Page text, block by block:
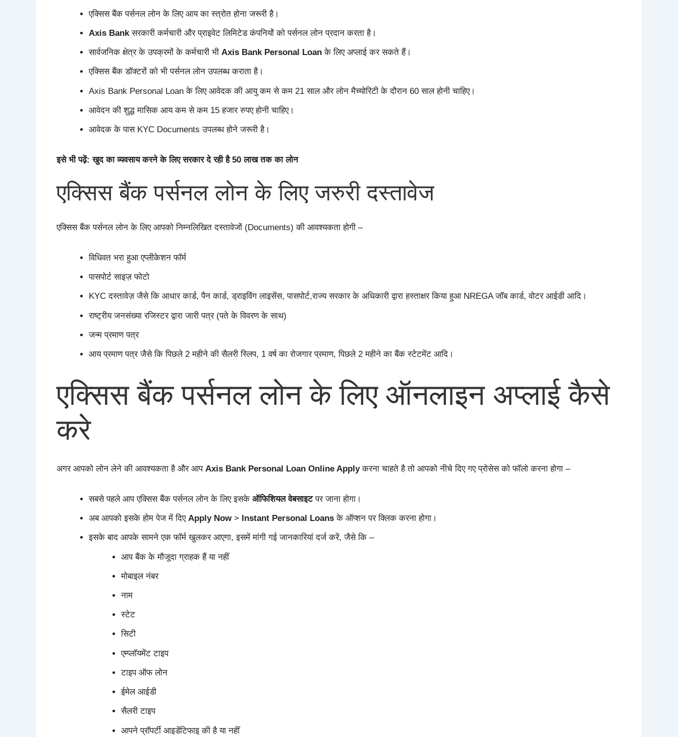
एक्सिस बैंक पर्सनल लोन के लिए आय का स्त्रोत होना जरूरी है।
Axis Bankसरकारी कर्मचारी और प्राइवेट लिमिटेड कंपनियों को पर्सनल लोन प्रदान करता है।
सार्वजनिक क्षेत्र के उपक्रमों के कर्मचारी भी Axis Bank Personal Loan के लिए अप्लाई कर सकते हैं।
एक्सिस बैंक डॉक्टरों को भी पर्सनल लोन उपलब्ध कराता है।
Axis Bank Personal Loan के लिए आवेदक की आयु कम से कम 21 साल और लोन मैच्योरिटी के दौरान 60 साल होनी चाहिए।
आवेदन की शुद्ध मासिक आय कम से कम 15 हजार रुपए होनी चाहिए।
आवेदक के पास KYC Documents उपलब्ध होने जरूरी है।
इसे भी पढ़ें: खुद का व्यवसाय करने के लिए सरकार दे रही है 50 लाख तक का लोन
एक्सिस बैंक पर्सनल लोन के लिए जरुरी दस्तावेज
एक्सिस बैंक पर्सनल लोन के लिए आपको निम्नलिखित दस्तावेजों (Documents) की आवश्यकता होगी –
विधिवत भरा हुआ एप्लीकेशन फॉर्म
पासपोर्ट साइज़ फोटो
KYC दस्तावेज़ जैसे कि आधार कार्ड, पैन कार्ड, ड्राइविंग लाइसेंस, पासपोर्ट,राज्य सरकार के अधिकारी द्वारा हस्ताक्षर किया हुआ NREGA जॉब कार्ड, वोटर आईडी आदि।
राष्ट्रीय जनसंख्या रजिस्टर द्वारा जारी पत्र (पते के विवरण के साथ)
जन्म प्रमाण पत्र
आय प्रमाण पत्र जैसे कि पिछले 2 महीने की सैलरी स्लिप, 1 वर्ष का रोजगार प्रमाण, पिछले 2 महीने का बैंक स्टेटमेंट आदि।
एक्सिस बैंक पर्सनल लोन के लिए ऑनलाइन अप्लाई कैसे
करे
अगर आपको लोन लेने की आवश्यकता है और आप Axis Bank Personal Loan Online Applyकरना चाहते है तो आपको नीचे दिए गए प्रोसेस को फॉलो करना होगा –
सबसे पहले आप एक्सिस बैंक पर्सनल लोन के लिए इसके ऑफिशियल वेबसाइटपर जाना होगा।
अब आपको इसके होम पेज में दिए Apply Now> Instant Personal Loansके ऑप्शन पर क्लिक करना होगा।
इसके बाद आपके सामने एक फॉर्म खुलकर आएगा, इसमें मांगी गई जानकारियां दर्ज करें, जैसे कि –
आप बैंक के मौजूदा ग्राहक हैं या नहीं
मोबाइल नंबर
नाम
स्टेट
सिटी
एम्प्लॉयमेंट टाइप
टाइप ऑफ लोन
ईमेल आईडी
सैलरी टाइप
आपने प्रॉपर्टी आइडेंटिफाइ की है या नहीं